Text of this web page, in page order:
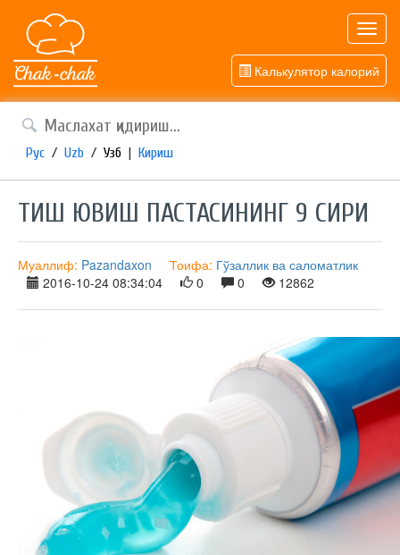
Калькулятор калорий
Рус / Uzb / Узб | Кириш
ТИШ ЮВИШ ПАСТАСИНИНГ 9 СИРИ
Муаллиф: Pazandaxon Тоифа: Гўзаллик ва саломатлик
2016-10-24 08:34:04
0 0 12862